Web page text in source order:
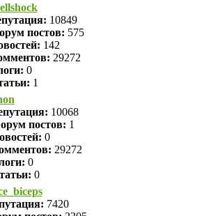
10849
постов: 575
142
29272
0
1
10068
постов: 1
0
29272
0
0
7420